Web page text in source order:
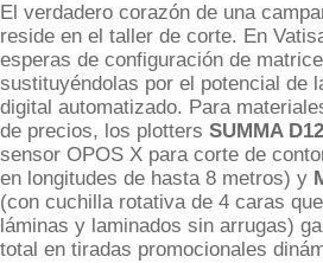
El verdadero corazón de una
reside en el taller de corte. En
esperas de configuración de
sustituyéndolas por el potencial de
digital automatizado. Para
de precios, los plotters SUMMA
sensor OPOS X para corte de
en longitudes de hasta 8 metros) y
(con cuchilla rotativa de 4 caras
láminas y laminados sin arrugas)
total en tiradas promocionales